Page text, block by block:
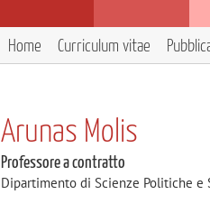
Home Curriculum vitae
Arunas Molis
Professore a contratto
Dipartimento di Scienze Politiche e